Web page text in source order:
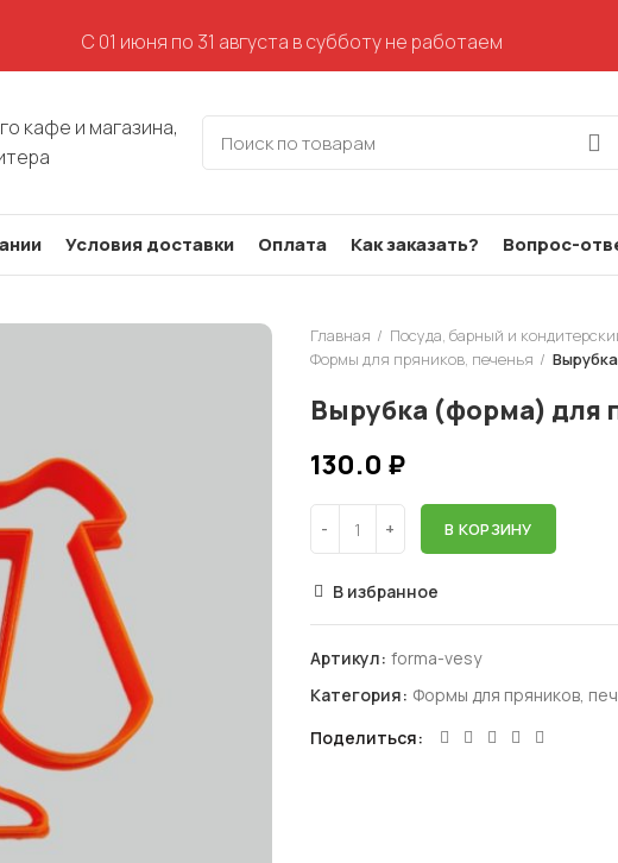
кафе и магазина,
Условия доставки Оплата Как заказать? Вопрос-
Главная Посуда, барный и
Формы для пряников, печенья
Вырубка (форма) для
130.0 ₽
В КОРЗИНУ
В избранное
Артикул: forma-vesy
Категория: Формы для пряников,
Поделиться
С 01 июня по 31 августа в субботу не работаем